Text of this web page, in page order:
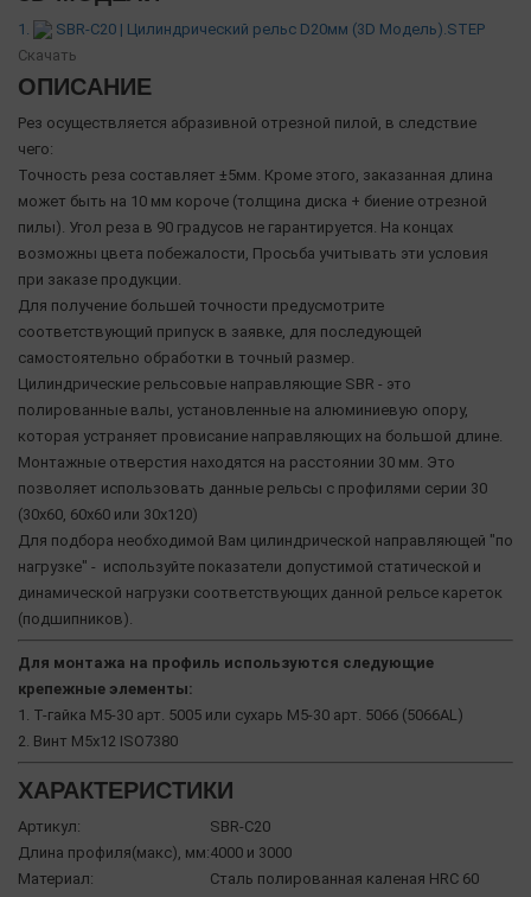
1.
SBR-C20 | Цилиндрический рельс D20мм (3D Модель).STEP
Скачать
ОПИСАНИЕ
Рез осуществляется абразивной отрезной пилой, в следствие
чего:
Точность реза составляет ±5мм. Кроме этого, заказанная длина
может быть на 10 мм короче (толщина диска + биение отрезной
пилы). Угол реза в 90 градусов не гарантируется. На концах
возможны цвета побежалости, Просьба учитывать эти условия
при заказе продукции.
Для получение большей точности предусмотрите
соответствующий припуск в заявке, для последующей
самостоятельно обработки в точный размер.
Цилиндрические рельсовые направляющие SBR - это
полированные валы, установленные на алюминиевую опору,
которая устраняет провисание направляющих на большой длине.
Монтажные отверстия находятся на расстоянии 30 мм. Это
позволяет использовать данные рельсы с профилями серии 30
(30х60, 60х60 или 30х120)
Для подбора необходимой Вам цилиндрической направляющей "по
нагрузке" - используйте показатели допустимой статической и
динамической нагрузки соответствующих данной рельсе кареток
(подшипников).
Для монтажа на профиль используются следующие
крепежные элементы:
1. Т-гайка М5-30 арт. 5005 или сухарь М5-30 арт. 5066 (5066AL)
2. Винт М5х12 ISO7380
ХАРАКТЕРИСТИКИ
Артикул:
SBR-C20
Длина профиля(макс), мм:4000 и 3000
Материал:
Сталь полированная каленая HRC 60